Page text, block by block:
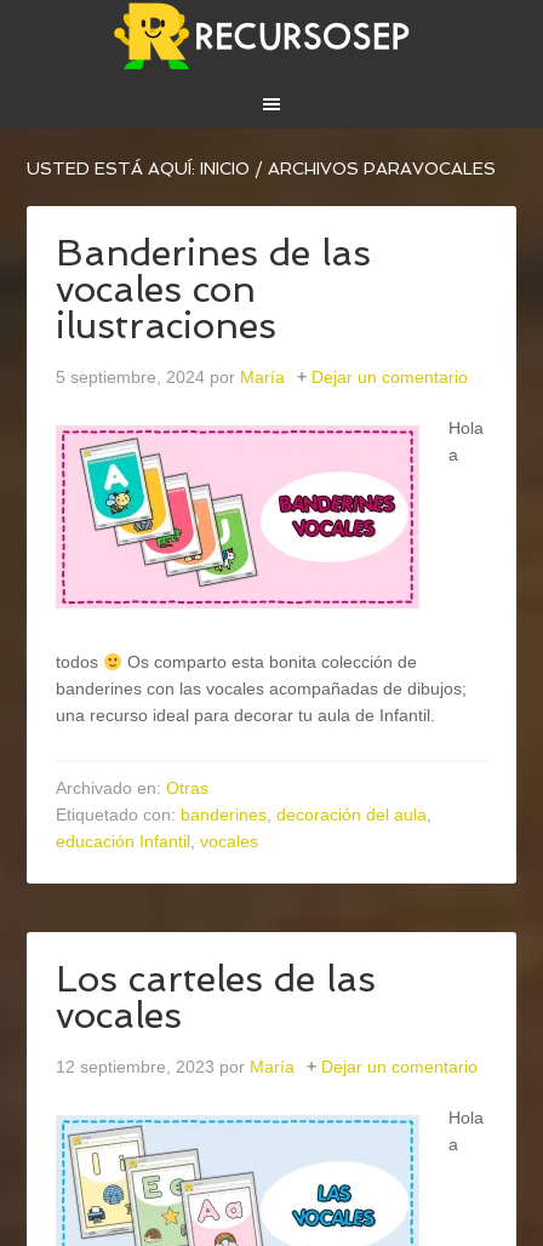
USTED ESTÁ AQUÍ:INICIO / ARCHIVOS PARAVOCALES
Banderines de las
vocales con
ilustraciones
5 septiembre, 2024 por María Dejar un comentario
Hola
a
todos
Os comparto esta bonita colección de
banderines con las vocales acompañadas de dibujos;
una recurso ideal para decorar tu aula de Infantil.
Archivado en:Otras
Etiquetado con: banderines,decoración del aula,
educación Infantil,vocales
Los carteles de las
vocales
12 septiembre, 2023 por María Dejar un comentario
Hola
a